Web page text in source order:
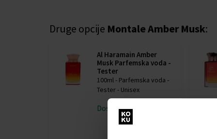
Druge opcije Montale Amber Musk:
Al Haramain Amber
Musk Parfemska voda -
Tester
100ml - Parfemska voda -
Tester - Unisex
Dostupno je